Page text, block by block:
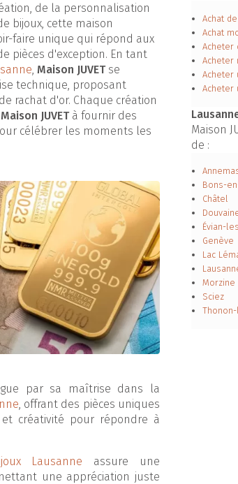
de la personnalisation
bijoux, cette maison
faire unique qui répond aux
pièces d'exception. En tant
, Maison JUVETse
technique, proposant
rachat d'or. Chaque création
Maison JUVETà fournir des
célébrer les moments les
par sa maîtrise dans la
, offrant des pièces uniques
et créativité pour répondre à
Lausanne assure une
une appréciation juste
Achat
Achat
Acheter
Acheter
Acheter
Acheter
Maison
de :
Bons-
Châtel
Évian-
Genève
Lac
Morzine
Sciez